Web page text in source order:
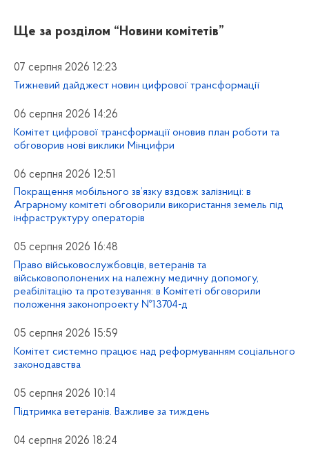
Ще за розділом “Новини комітетів”
07 серпня 2026 12:23
Тижневий дайджест новин цифрової трансформації
06 серпня 2026 14:26
Комітет цифрової трансформації оновив план роботи та
обговорив нові виклики Мінцифри
06 серпня 2026 12:51
Покращення мобільного зв’язку вздовж залізниці: в
Аграрному комітеті обговорили використання земель під
інфраструктуру операторів
05 серпня 2026 16:48
Право військовослужбовців, ветеранів та
військовополонених на належну медичну допомогу,
реабілітацію та протезування: в Комітеті обговорили
положення законопроекту №13704-д
05 серпня 2026 15:59
Комітет системно працює над реформуванням соціального
законодавства
05 серпня 2026 10:14
Підтримка ветеранів. Важливе за тиждень
04 серпня 2026 18:24